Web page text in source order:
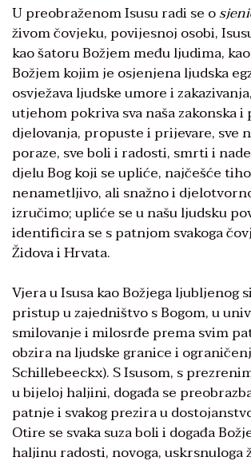
U preobraženom Isusu radi se o
živom čovjeku, povijesnoj osobi,
kao šatoru Božjem među ljudima,
Božjem kojim je osjenjena ljudska
osvježava ljudske umore i
utjehom pokriva sva naša zakonska
djelovanja, propuste i prijevare, sve
poraze, sve boli i radosti, smrti i
djelu Bog koji se upliće, najčešće
nenametljivo, ali snažno i
izručimo; upliće se u našu ljudsku
identificira se s patnjom svakoga
Židova i Hrvata.
Vjera u Isusa kao Božjega ljubljenog
pristup u zajedništvo s Bogom, u
smilovanje i milosrđe prema svim
obzira na ljudske granice i
Schillebeeckx). S Isusom, s
u bijeloj haljini, događa se
patnje i svakog prezira u
Otire se svaka suza boli i događa
haljinu radosti, novoga, uskrsnuloga